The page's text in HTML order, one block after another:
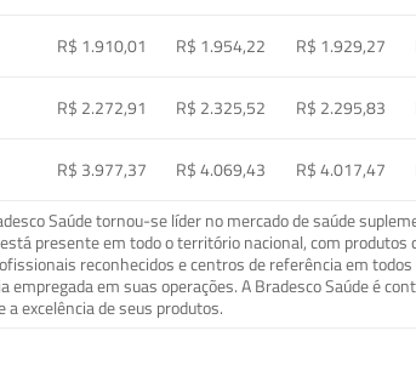
R$ 1.910,01 R$ 1.954,22 R$ 1.929,27
R$ 2.272,91 R$ 2.325,52 R$ 2.295,83
R$ 3.977,37 R$ 4.069,43 R$ 4.017,47
Saúde tornou-se líder no mercado de saúde
presente em todo o território nacional, com
reconhecidos e centros de referência em
em suas operações. A Bradesco Saúde é
excelência de seus produtos.